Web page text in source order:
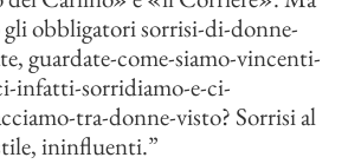
gli obbligatori sorrisi-di-donne-
guardate-come-siamo-vincenti-
infatti-sorridiamo-e-ci-
tra-donne-visto? Sorrisi al
ininfluenti.”